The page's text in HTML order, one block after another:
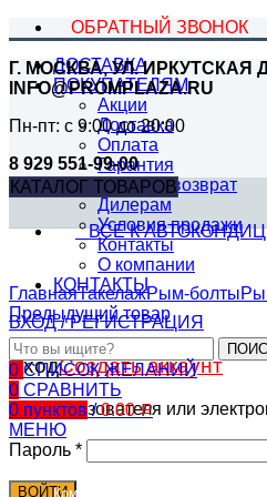
ОБРАТНЫЙ ЗВОНОК
ДОСТАВКА
ПОКУПАТЕЛЯМ
Акции
Доставка
Оплата
Гарантия
Обмен и возврат
Дилерам
Условия продажи
Контакты
О компании
КОНТАКТЫ
ВХОД / РЕГИСТРАЦИЯ
ВходСоздать аккаунт
Имя пользователя или
Пароль *
ВОЙТИ
Г. МОСКВА, УЛ. ИРКУТСКАЯ
INFO@PROMPLAZA.RU
Пн-пт: с 9:00 до 20:00
8 929 551-99-00
0 СПИСОК ЖЕЛАНИЙ
0 СРАВНИТЬ
0 пунктов / 0.00Р
МЕНЮ
КАТАЛОГ ТОВАРОВ
ВСЕ К
Компрессоры Unicla
ГлавнаяТакелажРым-болты
Предыдущий товар